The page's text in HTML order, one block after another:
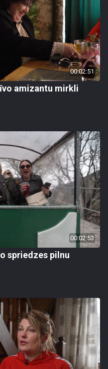
00:02:51
amizantu mirkli
00:02:53
spriedzes pilnu